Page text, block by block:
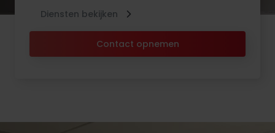
Contact opnemen
Diensten bekijken